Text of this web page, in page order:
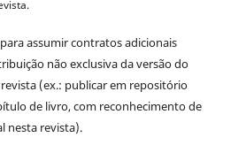
assumir contratos adicionais
não exclusiva da versão do
(ex.: publicar em repositório
de livro, com reconhecimento de
nesta revista).